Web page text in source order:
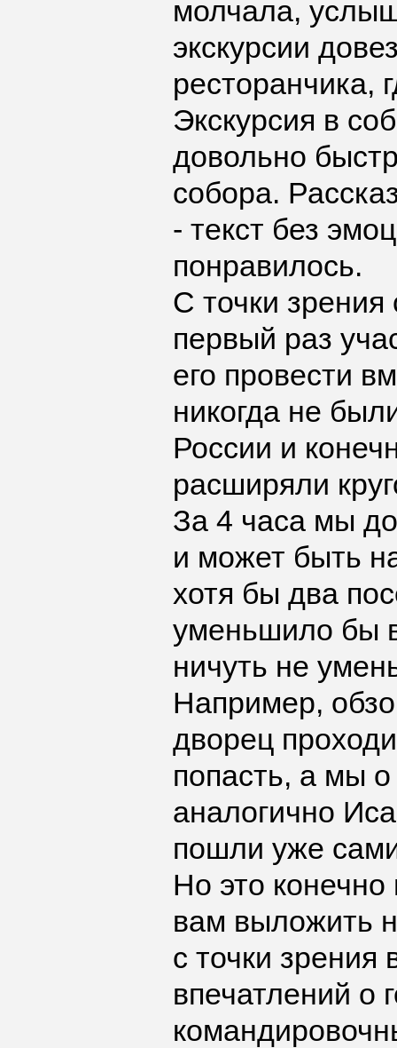
молчала,
экскурсии
ресторанчика,
Экскурсия в
довольно
собора.
- текст без
понравилось.
С точки зрения
первый раз
его провести
никогда не
России и
расширяли
За 4 часа мы
и может быть
хотя бы два
уменьшило бы
ничуть не
Например,
дворец
попасть, а мы
аналогично
пошли уже
Но это
вам выложить
с точки
впечатлений о